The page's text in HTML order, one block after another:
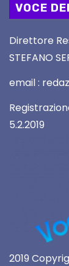
VOCE
Direttore
STEFANO
email :
5.2.2019
2019